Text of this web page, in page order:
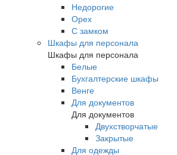
Недорогие
Орех
С замком
Шкафы для персонала
Шкафы для персонала
Белые
Бухгалтерские шкафы
Венге
Для документов
Для документов
Двухстворчатые
Закрытые
Для одежды